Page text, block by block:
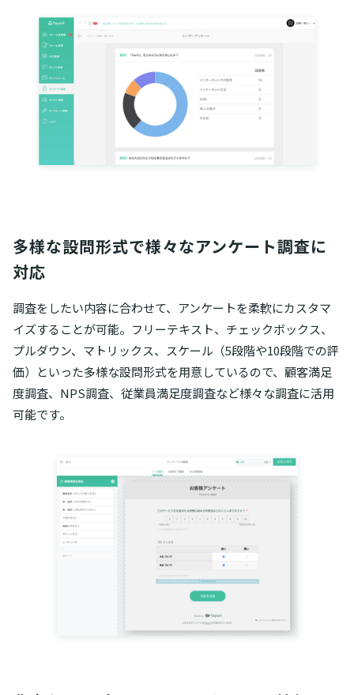
多様な設問形式で様々なアンケート調査に
対応
調査をしたい内容に合わせて、アンケートを柔軟にカスタマ
イズすることが可能。フリーテキスト、チェックボックス、
プルダウン、マトリックス、スケール（5段階や10段階での評
価）といった多様な設問形式を用意しているので、顧客満足
度調査、NPS調査、従業員満足度調査など様々な調査に活用
可能です。